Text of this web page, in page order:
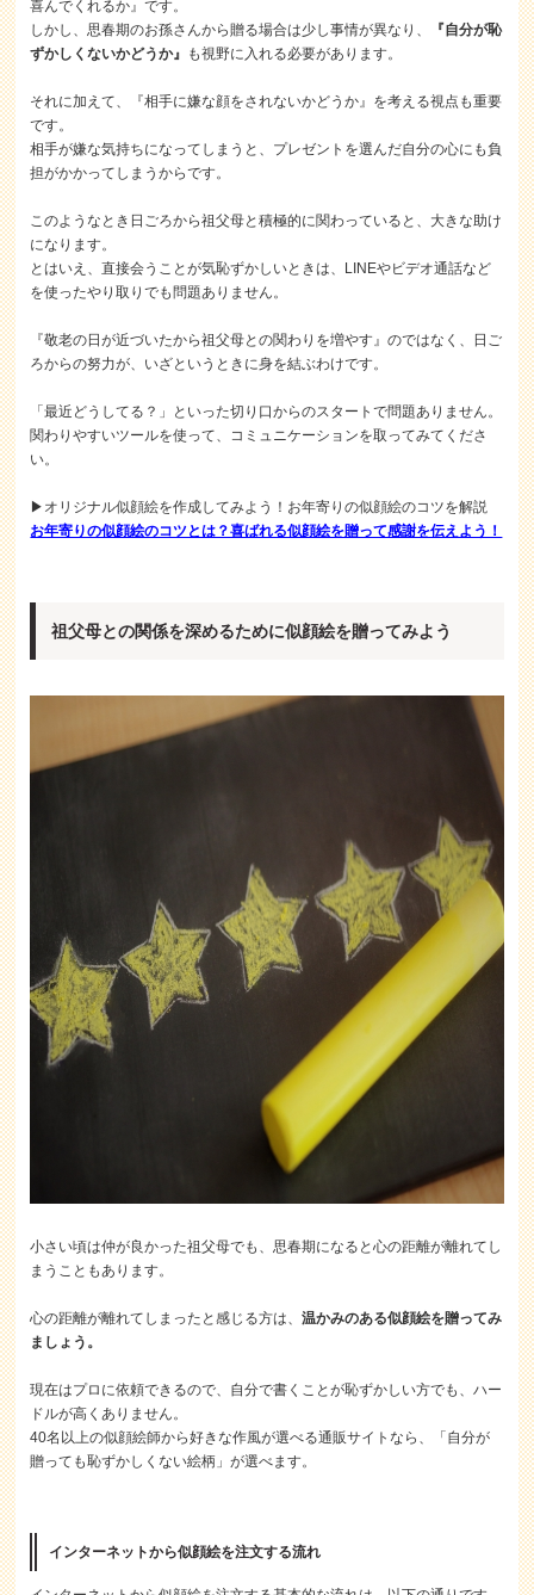
喜んでくれるか』です。
しかし、思春期のお孫さんから贈る場合は少し事情が異なり、
『自分が恥
ずかしくないかどうか』 も視野に入れる必要があります。
それに加えて、『相手に嫌な顔をされないかどうか』を考える視点も重要
です。
相手が嫌な気持ちになってしまうと、プレゼントを選んだ自分の心にも負
担がかかってしまうからです。
このようなとき日ごろから祖父母と積極的に関わっていると、大きな助け
になります。
とはいえ、直接会うことが気恥ずかしいときは、LINEやビデオ通話など
を使ったやり取りでも問題ありません。
『敬老の日が近づいたから祖父母との関わりを増やす』のではなく、日ご
ろからの努力が、いざというときに身を結ぶわけです。
「最近どうしてる？」といった切り口からのスタートで問題ありません。
関わりやすいツールを使って、コミュニケーションを取ってみてくださ
い。
▶オリジナル似顔絵を作成してみよう！お年寄りの似顔絵のコツを解説
お年寄りの似顔絵のコツとは？喜ばれる似顔絵を贈って感謝を伝えよう！
祖父母との関係を深めるために似顔絵を贈ってみよう
小さい頃は仲が良かった祖父母でも、思春期になると心の距離が離れてし
まうこともあります。
心の距離が離れてしまったと感じる方は、温かみのある似顔絵を贈ってみ
ましょう。
現在はプロに依頼できるので、自分で書くことが恥ずかしい方でも、ハー
ドルが高くありません。
40名以上の似顔絵師から好きな作風が選べる通販サイトなら、「自分が
贈っても恥ずかしくない絵柄」が選べます。
インターネットから似顔絵を注文する流れ